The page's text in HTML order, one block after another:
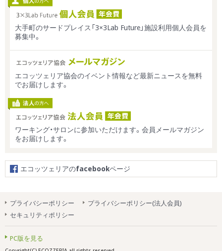
大手町のサードプレイス「3×3Lab Future」施設利用個人会員を
募集中。
エコッツェリア協会のイベント情報など最新ニュースを無料
でお届けします。
ワーキング・サロンに参加いただけます。会員メールマガジン
をお届けします。
エコッツェリアのfacebookページ
プライバシーポリシー
プライバシーポリシー(法人会員)
セキュリティポリシー
PC版を見る